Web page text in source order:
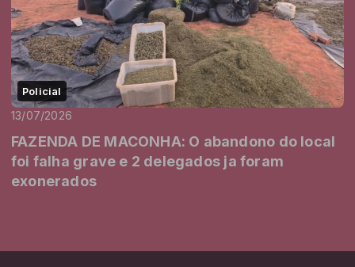
Policial
13/07/2026
FAZENDA DE MACONHA: O abandono do local
foi falha grave e 2 delegados ja foram
exonerados